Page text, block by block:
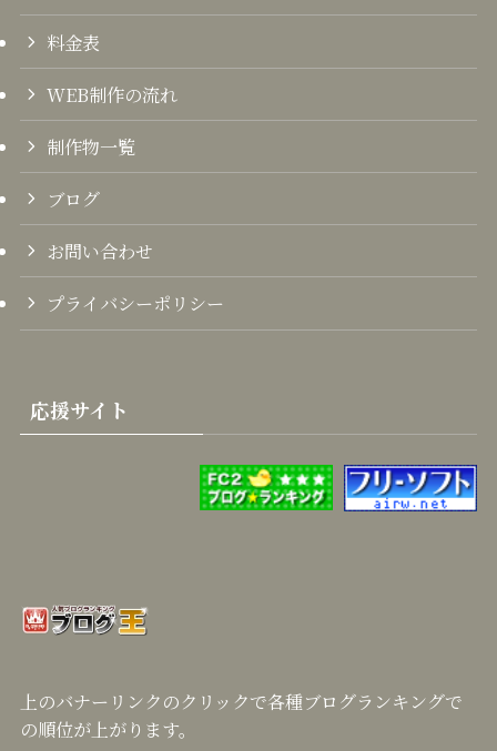
料金表
WEB制作の流れ
制作物一覧
ブログ
お問い合わせ
プライバシーポリシー
応援サイト
上のバナーリンクのクリックで各種ブログランキングで
の順位が上がります。